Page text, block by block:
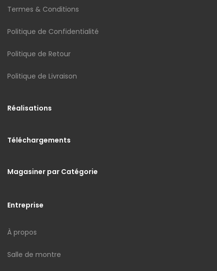
Termes & Conditions
Politique de Confidentialité
Politique de Retour
Politique de Livraison
Réalisations
Téléchargements
Magasiner par Catégorie
Entreprise
À propos
Salle de montre